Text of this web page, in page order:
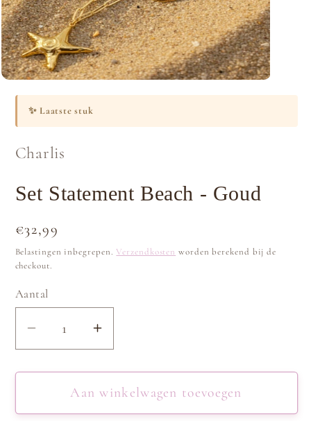
modaal
✨ Laatste stuk
Charlis
Set Statement Beach - Goud
Normale
prijs
€32,99
Belastingen inbegrepen. Verzendkosten worden berekend bij de
checkout.
Aantal
Aantal
verlagen
voor
Statement
Aantal
verhogen
voor
Set
Statement
Aan winkelwagen toevoegen